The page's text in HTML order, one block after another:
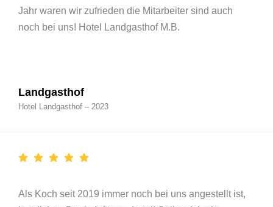
Jahr waren wir zufrieden die Mitarbeiter sind auch
noch bei uns! Hotel Landgasthof M.B.
Landgasthof
Hotel Landgasthof – 2023
Als Koch seit 2019 immer noch bei uns angestellt ist,